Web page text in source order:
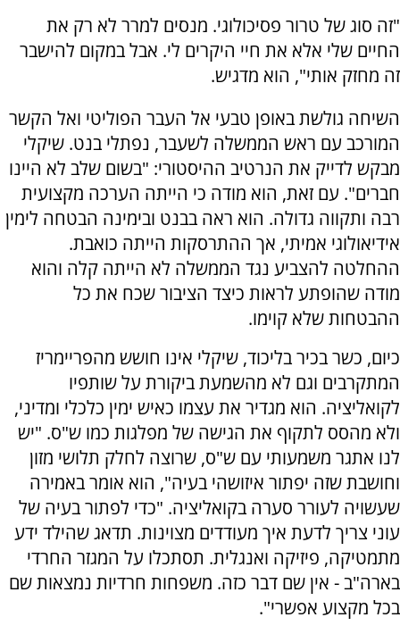
"זה סוג של טרור פסיכולוגי. מנסים למרר לא רק את
החיים שלי אלא את חיי היקרים לי. אבל במקום להישבר
זה מחזק אותי", הוא מדגיש.
השיחה גולשת באופן טבעי אל העבר הפוליטי ואל הקשר
המורכב עם ראש הממשלה לשעבר, נפתלי בנט. שיקלי
מבקש לדייק את הנרטיב ההיסטורי: "בשום שלב לא היינו
חברים". עם זאת, הוא מודה כי הייתה הערכה מקצועית
רבה ותקווה גדולה. הוא ראה בבנט ובימינה הבטחה לימין
אידיאולוגי אמיתי, אך ההתרסקות הייתה כואבת.
ההחלטה להצביע נגד הממשלה לא הייתה קלה והוא
מודה שהופתע לראות כיצד הציבור שכח את כל
ההבטחות שלא קוימו.
כיום, כשר בכיר בליכוד, שיקלי אינו חושש מהפריימריז
המתקרבים וגם לא מהשמעת ביקורת על שותפיו
לקואליציה. הוא מגדיר את עצמו כאיש ימין כלכלי ומדיני,
ולא מהסס לתקוף את הגישה של מפלגות כמו ש"ס. "יש
לנו אתגר משמעותי עם ש"ס, שרוצה לחלק תלושי מזון
וחושבת שזה יפתור איזושהי בעיה", הוא אומר באמירה
שעשויה לעורר סערה בקואליציה. "כדי לפתור בעיה של
עוני צריך לדעת איך מעודדים מצוינות. תדאג שהילד ידע
מתמטיקה, פיזיקה ואנגלית. תסתכלו על המגזר החרדי
בארה"ב - אין שם דבר כזה. משפחות חרדיות נמצאות שם
בכל מקצוע אפשרי".